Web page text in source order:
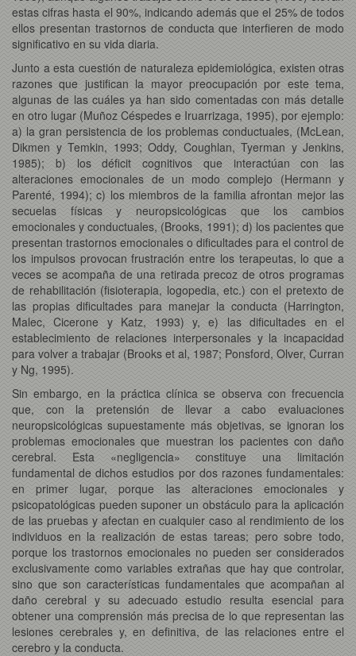
estas cifras hasta el 90%, indicando además que el 25% de todos
ellos presentan trastornos de conducta que interfieren de modo
significativo en su vida diaria.
Junto a esta cuestión de naturaleza epidemiológica, existen otras
razones que justifican la mayor preocupación por este tema,
algunas de las cuáles ya han sido comentadas con más detalle
en otro lugar (Muñoz Céspedes e Iruarrizaga, 1995), por ejemplo:
a) la gran persistencia de los problemas conductuales, (McLean,
Dikmen y Temkin, 1993; Oddy, Coughlan, Tyerman y Jenkins,
1985); b)
los déficit cognitivos que interactúan con las
alteraciones emocionales de un modo complejo (Hermann y
Parenté, 1994); c) los miembros de la familia afrontan mejor las
secuelas físicas y neuropsicológicas que los cambios
emocionales y conductuales, (Brooks, 1991); d) los pacientes que
presentan trastornos emocionales o dificultades para el control de
los impulsos provocan frustración entre los terapeutas, lo que a
veces se acompaña de una retirada precoz de otros programas
de rehabilitación (fisioterapia, logopedia, etc.) con el pretexto de
las propias dificultades para manejar la conducta (Harrington,
Malec, Cicerone y Katz, 1993) y, e) las dificultades en el
establecimiento de relaciones interpersonales y la incapacidad
para volver a trabajar (Brooks et al, 1987; Ponsford, Olver, Curran
y Ng, 1995).
Sin embargo, en la práctica clínica se observa con frecuencia
que, con la pretensión de llevar a cabo evaluaciones
neuropsicológicas supuestamente más objetivas, se ignoran los
problemas emocionales que muestran los pacientes con daño
cerebral. Esta «negligencia» constituye una limitación
fundamental de dichos estudios por dos razones fundamentales:
en primer lugar, porque las alteraciones emocionales y
psicopatológicas pueden suponer un obstáculo para la aplicación
de las pruebas y afectan en cualquier caso al rendimiento de los
individuos en la realización de estas tareas; pero sobre todo,
porque los trastornos emocionales no pueden ser considerados
exclusivamente como variables extrañas que hay que controlar,
sino que son características fundamentales que acompañan al
daño cerebral y su adecuado estudio resulta esencial para
obtener una comprensión más precisa de lo que representan las
lesiones cerebrales y, en definitiva, de las relaciones entre el
cerebro y la conducta.